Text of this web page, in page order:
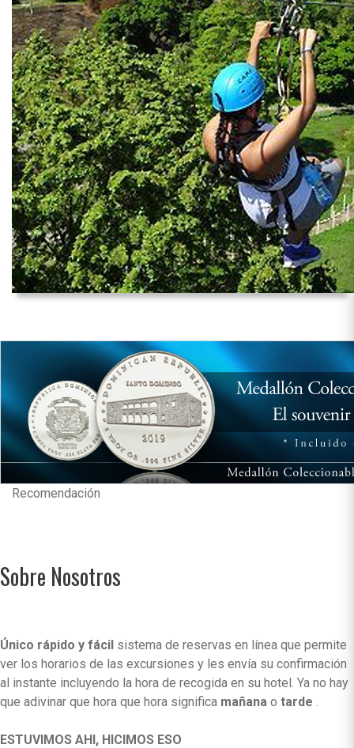
Recomendación
Sobre Nosotros
Único rápido y fácil sistema de reservas en línea que permite
ver los horarios de las excursiones y les envía su confirmación
al instante incluyendo la hora de recogida en su hotel. Ya no hay
que adivinar que hora que hora significa mañana o tarde .
ESTUVIMOS AHI, HICIMOS ESO